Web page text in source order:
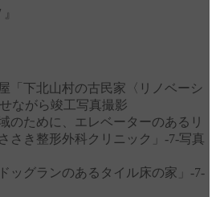
「下北山村の古民家〈リノベーシ
ながら竣工写真撮影
のために、エレベーターのあるリ
さき整形外科クリニック」‐7‐写真
ッグランのあるタイル床の家」‐7‐